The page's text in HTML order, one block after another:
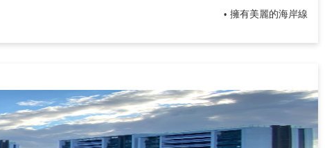
• 擁有美麗的海岸線